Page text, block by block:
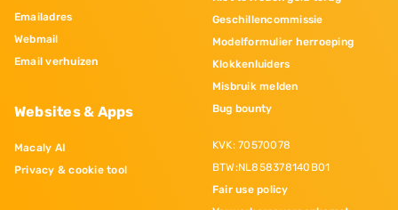
Emailadres
Webmail
Email verhuizen
Websites & Apps
Macaly AI
Privacy & cookie tool
Geschillencommissie
Modelformulier herroeping
Klokkenluiders
Misbruik melden
Bug bounty
KVK: 70570078
BTW:NL858378140B01
Fair use policy